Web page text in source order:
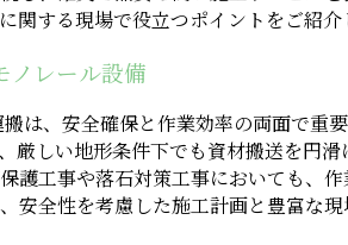
関する現場で役立つポイントをご紹介
ノレール設備
は、安全確保と作業効率の両面で重要
厳しい地形条件下でも資材搬送を円
護工事や落石対策工事においても、
安全性を考慮した施工計画と豊富な